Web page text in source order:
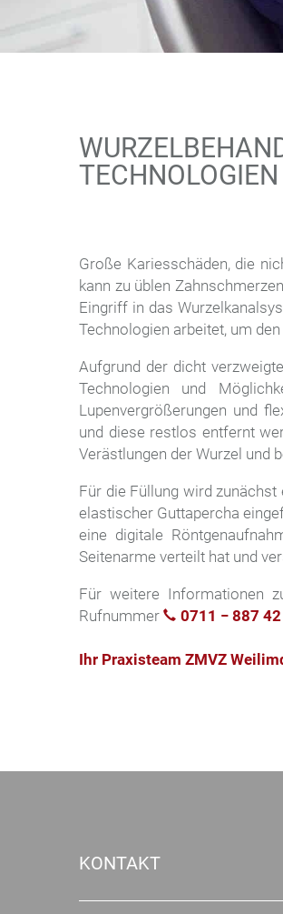
TECHNOLOGIEN
Große Kariesschäden, die
kann zu üblen
Eingriff in das
Technologien arbeitet, um
Aufgrund der dicht
Technologien und
Lupenvergrößerungen und
und diese restlos entfernt
Verästlungen der Wurzel und
Für die Füllung wird
elastischer Guttapercha
eine digitale
Seitenarme verteilt hat und
Für weitere Informationen
Rufnummer
0711 − 887
Ihr Praxisteam ZMVZ
KONTAKT